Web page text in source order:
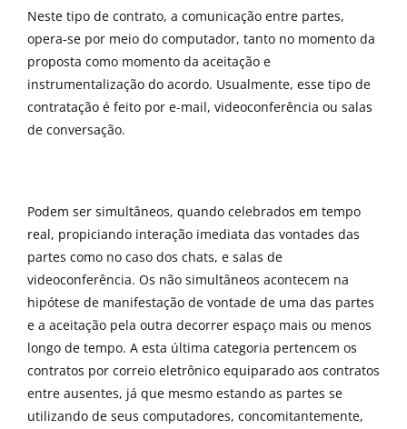
Neste tipo de contrato, a comunicação entre partes,
opera-se por meio do computador, tanto no momento da
proposta como momento da aceitação e
instrumentalização do acordo. Usualmente, esse tipo de
contratação é feito por e-mail, videoconferência ou salas
de conversação.
Podem ser simultâneos, quando celebrados em tempo
real, propiciando interação imediata das vontades das
partes como no caso dos chats, e salas de
videoconferência. Os não simultâneos acontecem na
hipótese de manifestação de vontade de uma das partes
e a aceitação pela outra decorrer espaço mais ou menos
longo de tempo. A esta última categoria pertencem os
contratos por correio eletrônico equiparado aos contratos
entre ausentes, já que mesmo estando as partes se
utilizando de seus computadores, concomitantemente,